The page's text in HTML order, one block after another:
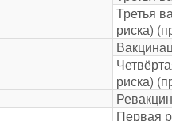
Третья
риска)
риска)
Первая